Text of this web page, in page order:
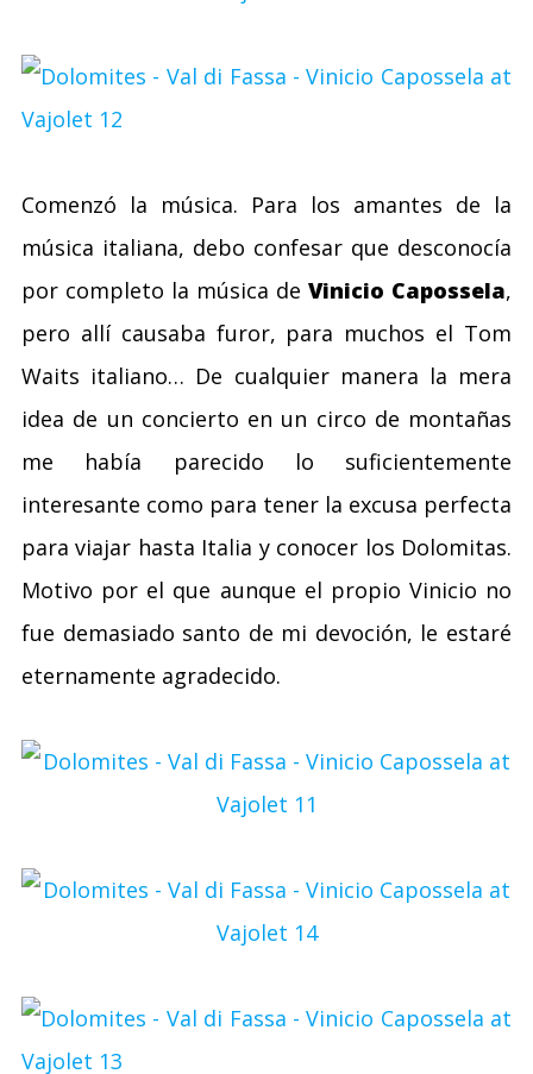
Comenzó la música. Para los amantes de la
música italiana, debo confesar que desconocía
por completo la música de Vinicio Capossela,
pero allí causaba furor, para muchos el Tom
Waits italiano… De cualquier manera la mera
idea de un concierto en un circo de montañas
me había parecido lo suficientemente
interesante como para tener la excusa perfecta
para viajar hasta Italia y conocer los Dolomitas.
Motivo por el que aunque el propio Vinicio no
fue demasiado santo de mi devoción, le estaré
eternamente agradecido.